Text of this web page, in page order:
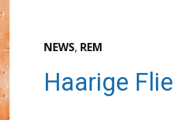
NEWS, REM
Haarige